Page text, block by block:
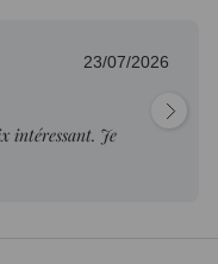
23/07/2026
intéressant. Je